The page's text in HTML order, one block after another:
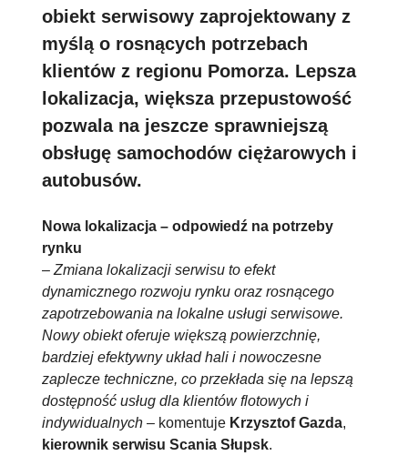
obiekt serwisowy zaprojektowany z
myślą o rosnących potrzebach
klientów z regionu Pomorza. Lepsza
lokalizacja, większa przepustowość
pozwala na jeszcze sprawniejszą
obsługę samochodów ciężarowych i
autobusów.
Nowa lokalizacja – odpowiedź na potrzeby
rynku
– Zmiana lokalizacji serwisu to efekt
dynamicznego rozwoju rynku oraz rosnącego
zapotrzebowania na lokalne usługi serwisowe.
Nowy obiekt oferuje większą powierzchnię,
bardziej efektywny układ hali i nowoczesne
zaplecze techniczne, co przekłada się na lepszą
dostępność usług dla klientów flotowych i
indywidualnych – komentuje Krzysztof Gazda,
kierownik serwisu Scania Słupsk.